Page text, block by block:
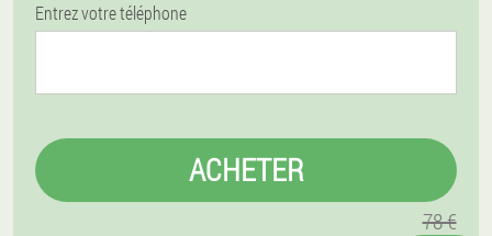
Entrez votre téléphone
ACHETER
78 €